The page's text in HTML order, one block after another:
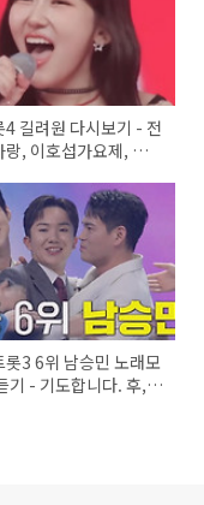
4 길려원 다시보기 - 전
, 이호섭가요제, 창현
롯3 6위 남승민 노래모
기 - 기도합니다. 후,